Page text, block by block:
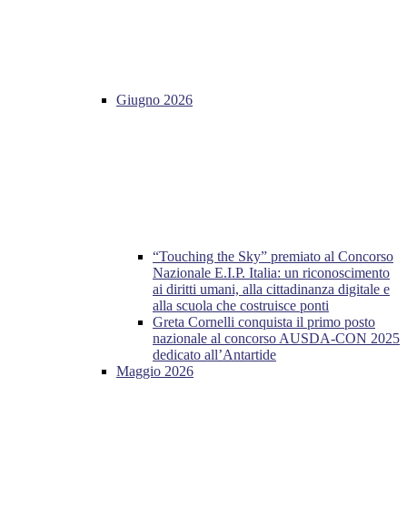
Giugno 2026
“Touching the Sky” premiato al Concorso
Nazionale E.I.P. Italia: un riconoscimento
ai diritti umani, alla cittadinanza digitale e
alla scuola che costruisce ponti
Greta Cornelli conquista il primo posto
nazionale al concorso AUSDA-CON 2025
dedicato all’Antartide
Maggio 2026